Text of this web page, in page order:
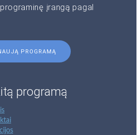
įrangą pagal
PROGRAMĄ
programą